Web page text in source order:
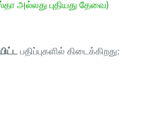
அல்லது புதியது தேவை)
பதிப்புகளில் கிடைக்கிறது: